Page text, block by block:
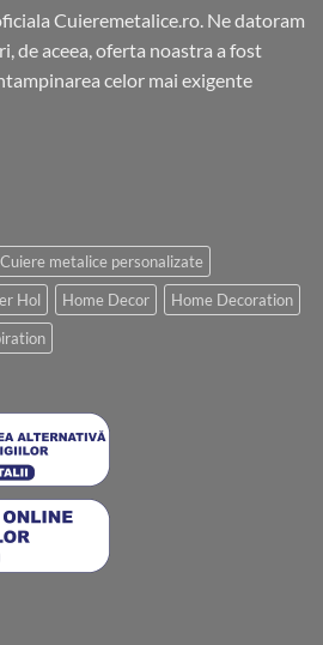
Cuieremetalice.ro. Ne datoram
de aceea, oferta noastra a fost
celor mai exigente
Cuiere metalice personalizate
Hol Home Decor
Home Decoration